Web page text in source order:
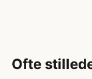
Ofte